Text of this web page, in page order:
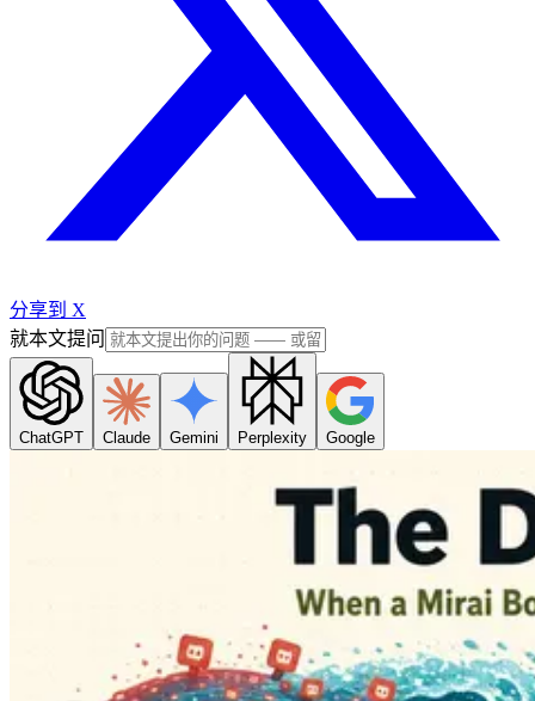
分享到 X
就本文提问
ChatGPT Claude Gemini Perplexity Google